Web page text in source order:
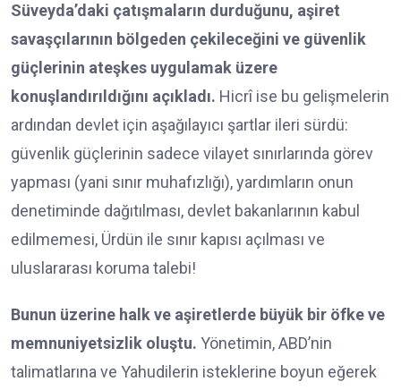
Süveyda’daki çatışmaların durduğunu, aşiret
savaşçılarının bölgeden çekileceğini ve güvenlik
güçlerinin ateşkes uygulamak üzere
konuşlandırıldığını açıkladı. Hicrî ise bu gelişmelerin
ardından devlet için aşağılayıcı şartlar ileri sürdü:
güvenlik güçlerinin sadece vilayet sınırlarında görev
yapması (yani sınır muhafızlığı), yardımların onun
denetiminde dağıtılması, devlet bakanlarının kabul
edilmemesi, Ürdün ile sınır kapısı açılması ve
uluslararası koruma talebi!
Bunun üzerine halk ve aşiretlerde büyük bir öfke ve
memnuniyetsizlik oluştu. Yönetimin, ABD’nin
talimatlarına ve Yahudilerin isteklerine boyun eğerek